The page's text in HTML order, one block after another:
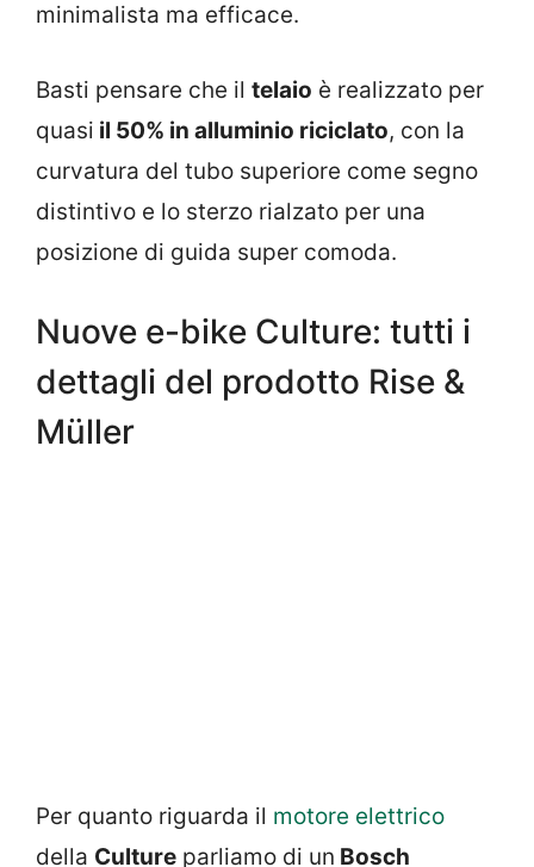
minimalista ma efficace.
Basti pensare che il telaio è realizzato per
quasi il 50% in alluminio riciclato, con la
curvatura del tubo superiore come segno
distintivo e lo sterzo rialzato per una
posizione di guida super comoda.
Nuove e-bike Culture: tutti i
dettagli del prodotto Rise &
Müller
Per quanto riguarda il motore elettrico
della Culture parliamo di un Bosch